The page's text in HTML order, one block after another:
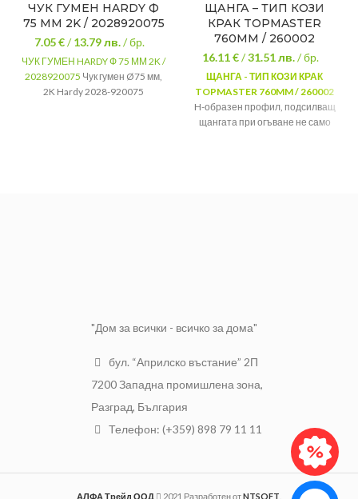
ЧУК ГУМЕН HARDY Ф
75 ММ 2K / 2028920075
7.05 €/13.79лв./ бр.
ЧУК ГУМЕН HARDY Ф 75 ММ 2K /
2028920075 Чук гумен Ø75 мм,
2K Hardy 2028-920075
ЩАНГА – ТИП КОЗИ
КРАК TOPMASTER
760MM / 260002
16.11 €/31.51лв./ бр.
ЩАНГА - ТИП КОЗИ КРАК
TOPMASTER 760MM / 260002
H-образен профил, подсилващ
щангата при огъване не само
"Дом за всички - всичко за дома"
бул. “Априлско въстание” 2П
7200 Западна промишлена зона,
Разград, България
Телефон: (+359) 898 79 11 11
АЛФА Трейд ООД 2021 Разработен отNTSOFT